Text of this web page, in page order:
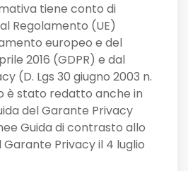
tiene conto di
Regolamento (UE)
europeo e del
2016 (GDPR) e dal
(D. Lgs 30 giugno 2003 n.
è stato redatto anche in
del Garante Privacy
Guida di contrasto allo
Privacy il 4 luglio